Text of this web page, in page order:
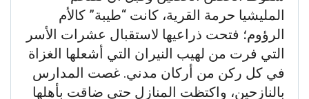
المليشيا حرمة القرية، كانت “طيبة” كالأم
الرؤوم؛ فتحت ذراعيها لاستقبال عشرات الأسر
التي فرت من لهيب النيران التي أشعلها الغزاة
في كل ركن من أركان مدني. غصت المدارس
بالنازحين، واكتظت المنازل حتى ضاقت بأهلها